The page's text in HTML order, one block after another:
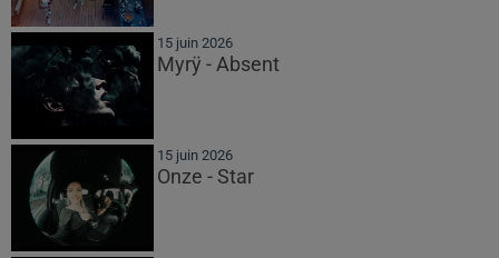
15 juin 2026
Myrÿ - Absent
15 juin 2026
Onze - Star